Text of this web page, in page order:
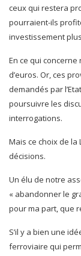
ceux qui restera
pourraient-ils
investissement
En ce qui
d’euros. Or, ces
demandés par
poursuivre les
interrogations.
Mais ce choix de la
décisions.
Un élu de notre
« abandonner le
pour ma part, que
S’il y a bien une
ferroviaire qui